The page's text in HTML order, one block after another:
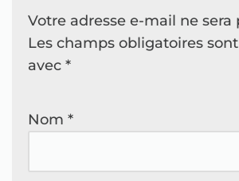
Votre adresse e-mail ne sera
Les champs obligatoires
avec *
Nom *